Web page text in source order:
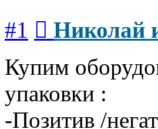
#1
Николай
Купим
упаковки :
-Позитив /